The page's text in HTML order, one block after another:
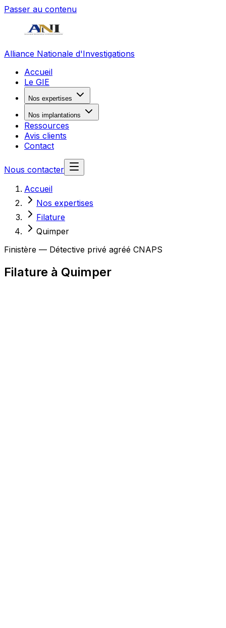
Passer au contenu
Alliance Nationale d'Investigations
Accueil
Le GIE
Nos expertises
Nos implantations
Ressources
Avis clients
Contact
Nous contacter
Accueil
Nos expertises
Filature
Quimper
Finistère — Détective privé agréé CNAPS
Filature à Quimper